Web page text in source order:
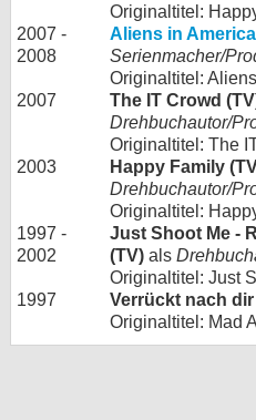
Originaltitel:
2007 -
2008
Aliens in America
Serienmacher/
Originaltitel:
2007
The IT Crowd
Drehbuchautor/
Originaltitel: The
2003
Happy Family
Drehbuchautor/
Originaltitel:
1997 -
2002
Just Shoot Me -
(TV) als
Originaltitel: Just
1997
Verrückt nach dir
Originaltitel: Mad